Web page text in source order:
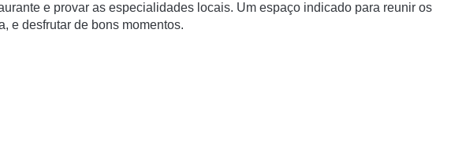
e provar as especialidades locais. Um espaço indicado para reunir os
e desfrutar de bons momentos.